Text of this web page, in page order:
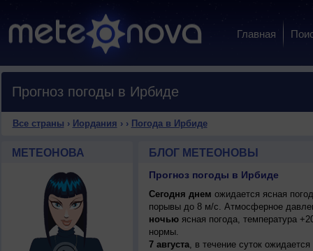
Главная
Прогноз погоды в Ирбиде
Все страны › Иордания › › Погода в Ирбиде
МЕТЕОНОВА БЛОГ МЕТЕОНОВЫ
Прогноз погоды в Ирбиде
Сегодня днем ожидается ясная
порывы до 8 м/с. Атмосферное
ночьюясная погода, температура
нормы.
7 августа, в течение суток